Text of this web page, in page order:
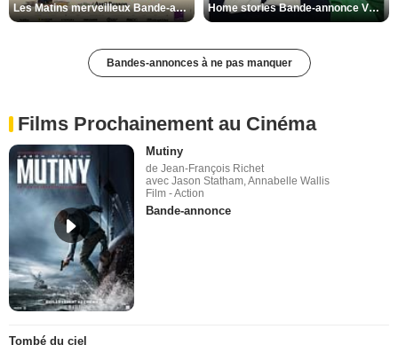
Les Matins merveilleux Bande-annonce VF Home stories Bande-annonce VO STFR
Bandes-annonces à ne pas manquer
Films Prochainement au Cinéma
Mutiny
de Jean-François Richet
avec Jason Statham, Annabelle Wallis
Film - Action
Bande-annonce
Tombé du ciel